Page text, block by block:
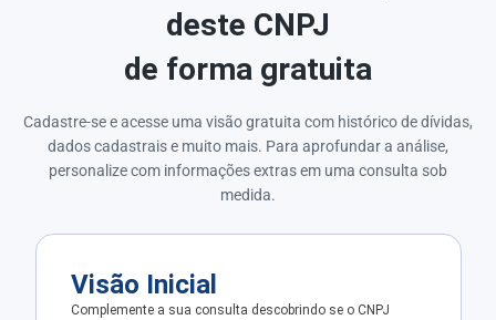
deste CNPJ
de forma gratuita
Cadastre-se e acesse uma visão gratuita com histórico de dívidas,
dados cadastrais e muito mais. Para aprofundar a análise,
personalize com informações extras em uma consulta sob
medida.
Visão Inicial
Complemente a sua consulta descobrindo se o CNPJ